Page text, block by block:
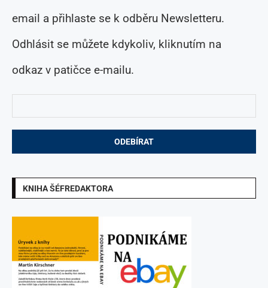
email a přihlaste se k odběru Newsletteru.
Odhlásit se můžete kdykoliv, kliknutím na
odkaz v patičce e-mailu.
KNIHA ŠÉFREDAKTORA